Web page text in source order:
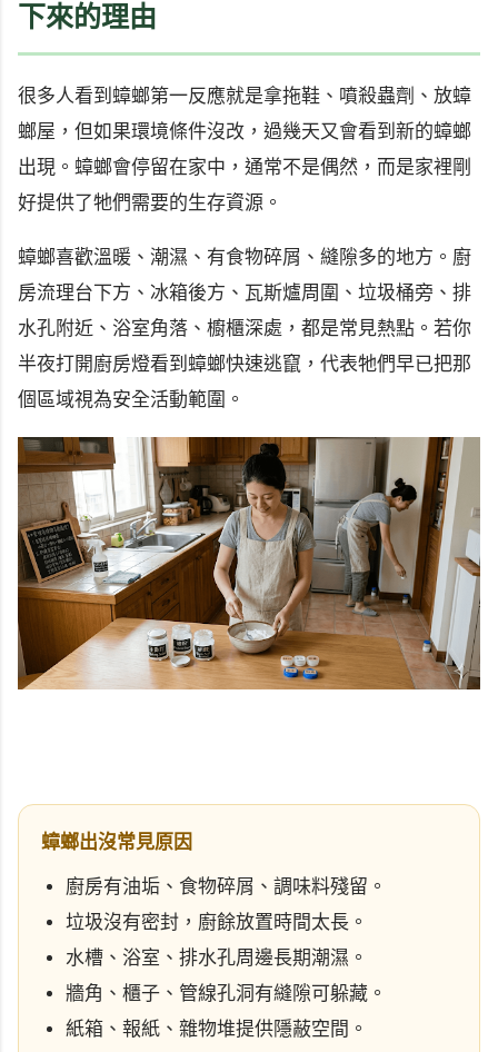
下來的理由
很多人看到蟑螂第一反應就是拿拖鞋、噴殺蟲劑、放蟑
螂屋，但如果環境條件沒改，過幾天又會看到新的蟑螂
出現。蟑螂會停留在家中，通常不是偶然，而是家裡剛
好提供了牠們需要的生存資源。
蟑螂喜歡溫暖、潮濕、有食物碎屑、縫隙多的地方。廚
房流理台下方、冰箱後方、瓦斯爐周圍、垃圾桶旁、排
水孔附近、浴室角落、櫥櫃深處，都是常見熱點。若你
半夜打開廚房燈看到蟑螂快速逃竄，代表牠們早已把那
個區域視為安全活動範圍。
蟑螂出沒常見原因
廚房有油垢、食物碎屑、調味料殘留。
垃圾沒有密封，廚餘放置時間太長。
水槽、浴室、排水孔周邊長期潮濕。
牆角、櫃子、管線孔洞有縫隙可躲藏。
紙箱、報紙、雜物堆提供隱蔽空間。